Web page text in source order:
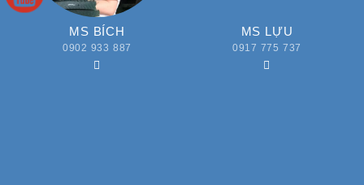
MS BÍCH
0902 933 887
MS LỰU
0917 775 737